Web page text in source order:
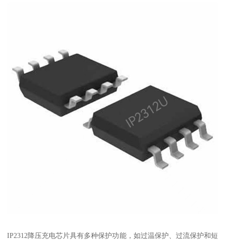
IP2312降压充电芯片具有多种保护功能，如过温保护、过流保护和短